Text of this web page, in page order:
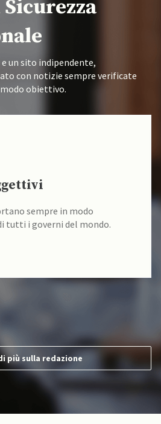
un sito indipendente,
con notizie sempre verificate
obiettivo.
sempre in modo
tutti i governi del mondo.
più sulla redazione